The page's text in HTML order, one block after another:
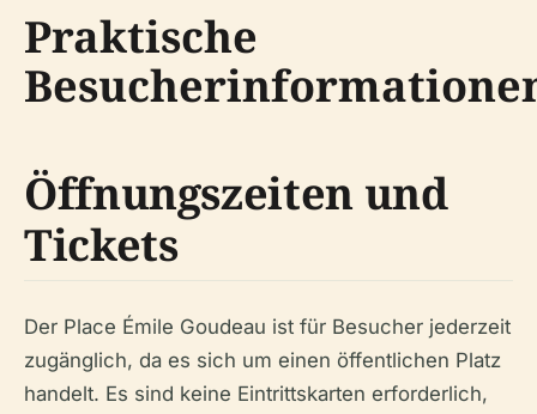
Praktische
Öffnungszeiten und
Tickets
Der Place Émile Goudeau ist für Besucher jederzeit
zugänglich, da es sich um einen öffentlichen Platz
handelt. Es sind keine Eintrittskarten erforderlich,